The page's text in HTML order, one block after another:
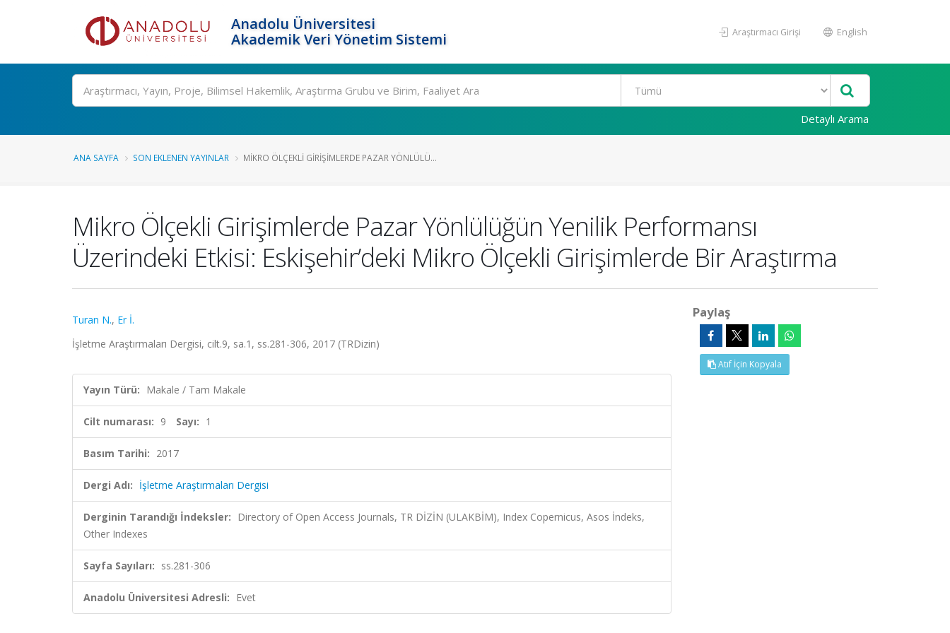
Anadolu Üniversitesi
Akademik Veri Yönetim Sistemi
Araştırmacı Girişi English
Ara
Detaylı Arama
ANA SAYFA SON EKLENEN YAYINLAR MIKRO ÖLÇEKLI GIRIŞIMLERDE PAZAR YÖNLÜLÜ...
Mikro Ölçekli Girişimlerde Pazar Yönlülüğün Yenilik Performansı
Üzerindeki Etkisi: Eskişehir’deki Mikro Ölçekli Girişimlerde Bir Araştırma
Turan N., Er İ.
İşletme Araştırmaları Dergisi, cilt.9, sa.1, ss.281-306, 2017 (TRDizin)
Yayın Türü: Makale / Tam Makale
Cilt numarası: 9 Sayı: 1
Basım Tarihi: 2017
Dergi Adı: İşletme Araştırmaları Dergisi
Derginin Tarandığı İndeksler: Directory of Open Access Journals, TR DİZİN (ULAKBİM), Index Copernicus, Asos İndeks,
Other Indexes
Sayfa Sayıları: ss.281-306
Anadolu Üniversitesi Adresli: Evet
Paylaş
Atıf İçin Kopyala